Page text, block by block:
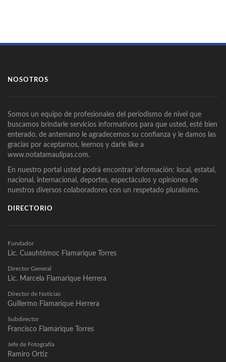
NOSOTROS
Somos un equipo de profesionales del periodismo de nivel que
buscamos brindarle servicios informativos para que usted, esté bien
enterado, de antemano le agradecemos su confianza y le damos las
gracias por aceptarnos, leernos y darle like a
www.notatamaulipas.com.
En nuestro portal usted podrá encontrar información: local, estatal,
nacional, internacional, deportes, espectáculos y opiniones de
nuestros diversos colaboradores con un respetado pluralismo.
DIRECTORIO
Fundador
Lic. Cuauhtémoc Flamarique Torres
Director General
Lic. Marcela Flamarique Herrera
Director de Noticias
Guillermo Flamarique Herrera
Subdirector
Francisco Flamarique Torres
Jefe de Fotografía
Ramiro Ortíz